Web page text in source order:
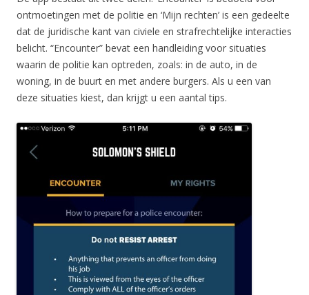
ontmoetingen met de politie en ‘Mijn rechten’ is een gedeelte
dat de juridische kant van civiele en strafrechtelijke interacties
belicht. “Encounter” bevat een handleiding voor situaties
waarin de politie kan optreden, zoals: in de auto, in de
woning, in de buurt en met andere burgers. Als u een van
deze situaties kiest, dan krijgt u een aantal tips.